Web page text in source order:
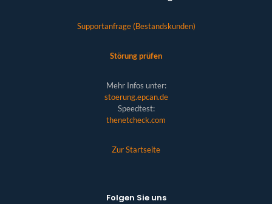
Supportanfrage (Bestandskunden)
Störung prüfen
Mehr Infos unter:
stoerung.epcan.de
Speedtest:
thenetcheck.com
Zur Startseite
Folgen Sie uns